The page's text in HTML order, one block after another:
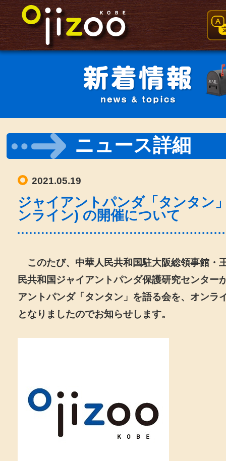
ニュース詳細
2021.05.19
ジャイアントパンダ「タンタン
ンライン) の開催について
このたび、中華人民共和国駐大阪総領事館・
民共和国ジャイアントパンダ保護研究センター
アントパンダ「タンタン」を語る会を、オンラ
となりましたのでお知らせします。